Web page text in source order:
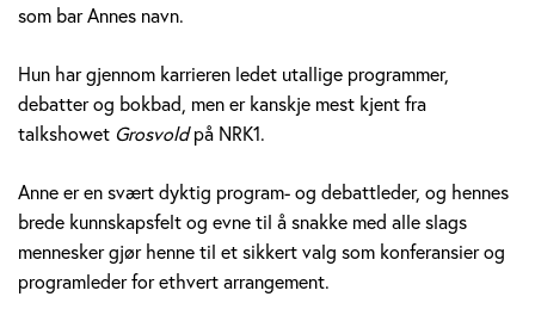
som bar Annes navn.
Hun har gjennom karrieren ledet utallige programmer,
debatter og bokbad, men er kanskje mest kjent fra
talkshowet Grosvoldpå NRK1.
Anne er en svært dyktig program- og debattleder, og hennes
brede kunnskapsfelt og evne til å snakke med alle slags
mennesker gjør henne til et sikkert valg som konferansier og
programleder for ethvert arrangement.